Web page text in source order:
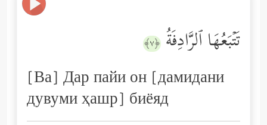
تَتۡبَعُهَا ٱلرَّادِفَةُ ﴿٧﴾
[Ва] Дар пайи он [дамидани
дувуми ҳашр] биёяд